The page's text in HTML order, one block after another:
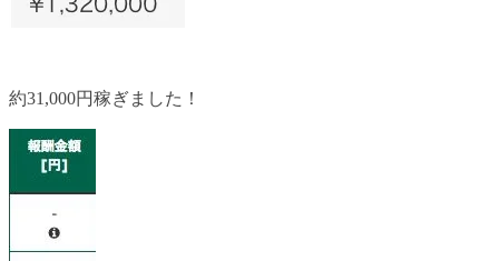
約31,000円稼ぎました！